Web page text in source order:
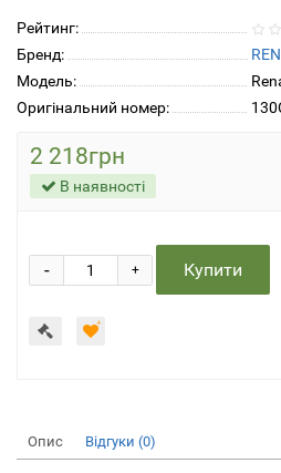
Рейтинг:
Бренд:
Модель:
Оригінальний номер:
2 218грн
В наявності
+
- Купити
Опис Відгуки (0)